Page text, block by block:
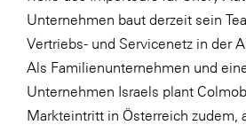
Unternehmen baut derzeit sein
Vertriebs- und Servicenetz in der
Als Familienunternehmen und
Unternehmen Israels plant
Markteintritt in Österreich zudem,